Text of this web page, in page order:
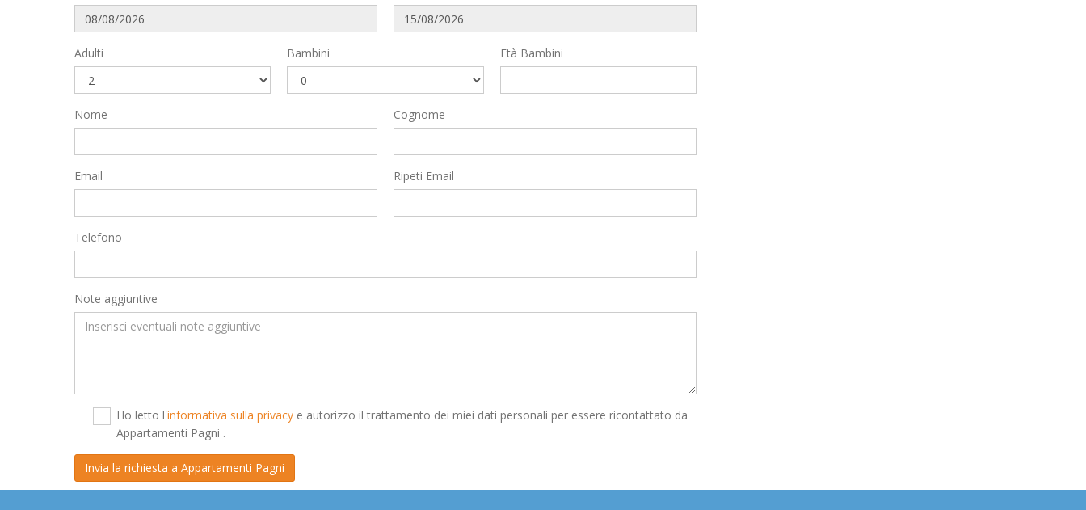
Adulti Bambini Età Bambini
Nome Cognome
Email Ripeti Email
Telefono
Note aggiuntive
Ho letto l'informativa sulla privacy e autorizzo il trattamento dei miei dati personali per essere ricontattato da
Appartamenti Pagni .